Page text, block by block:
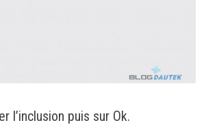
l’inclusion puis sur Ok.